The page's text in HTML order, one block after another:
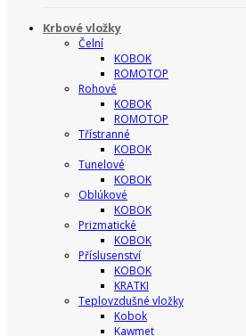
Krbové vložky
Čelní
KOBOK
ROMOTOP
Rohové
KOBOK
ROMOTOP
Třístranné
KOBOK
Tunelové
KOBOK
Oblúkové
KOBOK
Prizmatické
KOBOK
Příslusenství
KOBOK
KRATKI
Teplovzdušné vložky
Kobok
Kawmet